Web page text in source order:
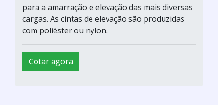
para a amarração e elevação das mais diversas
cargas. As cintas de elevação são produzidas
com poliéster ou nylon.
Cotar agora